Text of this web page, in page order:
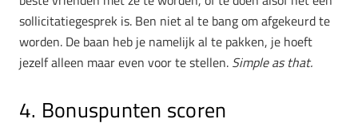
sollicitatiegesprek is. Ben niet al te bang om afgekeurd te
worden. De baan heb je namelijk al te pakken, je hoeft
jezelf alleen maar even voor te stellen. Simple as that.
4. Bonuspunten scoren